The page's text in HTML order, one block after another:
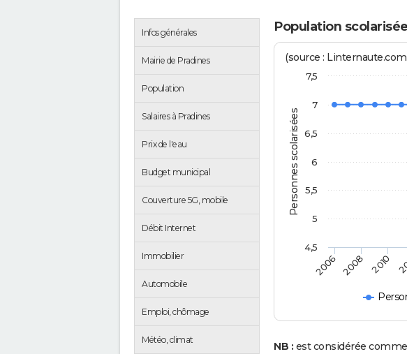
Infos générales
Mairie de Pradines
Population
Salaires à Pradines
Prix de l'eau
Budget municipal
Couverture 5G, mobile
Débit Internet
Immobilier
Automobile
Emploi, chômage
Météo, climat
Population
Personnes scolarisées
(source :
2006 2008 2010
4,5
5
5,5
6
6,5
7
7,5
NB : est considérée